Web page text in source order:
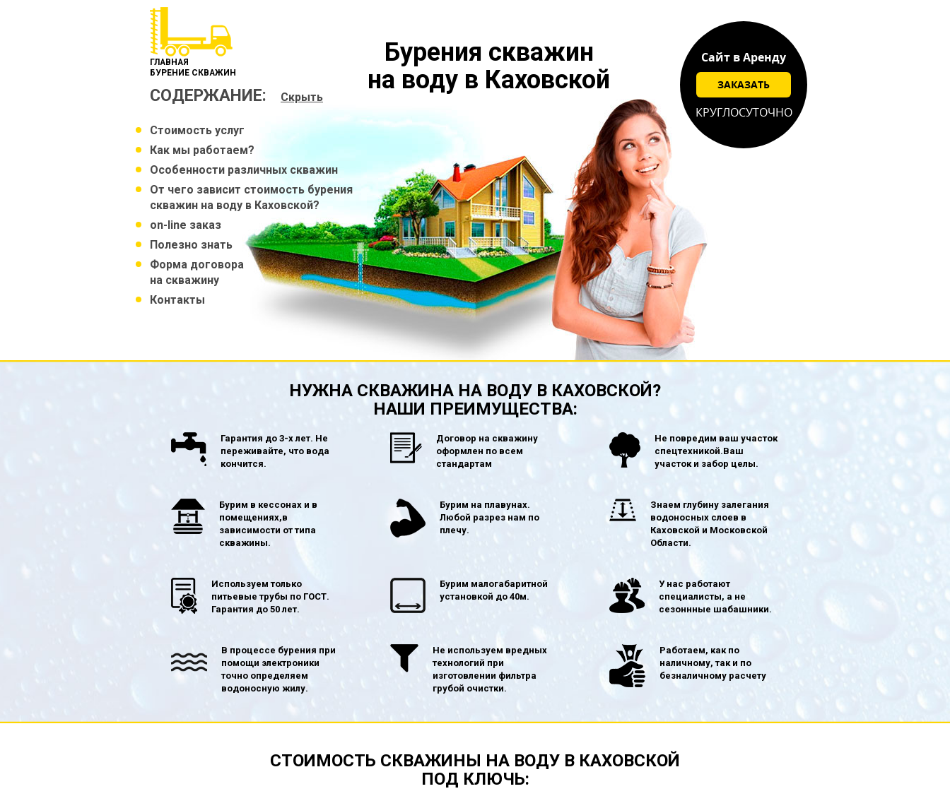
ГЛАВНАЯ
БУРЕНИЕ СКВАЖИН
Бурения скважин
на воду в Каховской
Сайт в Аренду
ЗАКАЗАТЬ
КРУГЛОСУТОЧНО
СОДЕРЖАНИЕ: Скрыть
Стоимость услуг
Как мы работаем?
Особенности различных скважин
От чего зависит стоимость бурения
скважин на воду в Каховской?
on-line заказ
Полезно знать
Форма договора
на скважину
Контакты
НУЖНА СКВАЖИНА НА ВОДУ В КАХОВСКОЙ?
НАШИ ПРЕИМУЩЕСТВА:
Гарантия до 3-х лет. Не
переживайте, что вода
кончится.
Договор на скважину
оформлен по всем
стандартам
Не повредим ваш участок
спецтехникой.Ваш
участок и забор целы.
Бурим в кессонах и в
помещениях,в
зависимости от типа
скважины.
Бурим на плавунах.
Любой разрез нам по
плечу.
Знаем глубину залегания
водоносных слоев в
Каховской и Московской
Области.
Используем только
питьевые трубы по ГОСТ.
Гарантия до 50 лет.
Бурим малогабаритной
установкой до 40м.
У нас работают
специалисты, а не
сезоннные шабашники.
В процессе бурения при
помощи электроники
точно определяем
водоносную жилу.
Не используем вредных
технологий при
изготовлении фильтра
грубой очистки.
Работаем, как по
наличному, так и по
безналичному расчету
СТОИМОСТЬ СКВАЖИНЫ НА ВОДУ В КАХОВСКОЙ
ПОД КЛЮЧЬ: